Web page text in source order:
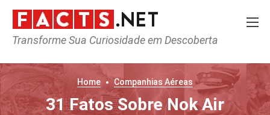
Transforme Sua Curiosidade em Descoberta
Home Companhias Aéreas
31 Fatos Sobre Nok Air